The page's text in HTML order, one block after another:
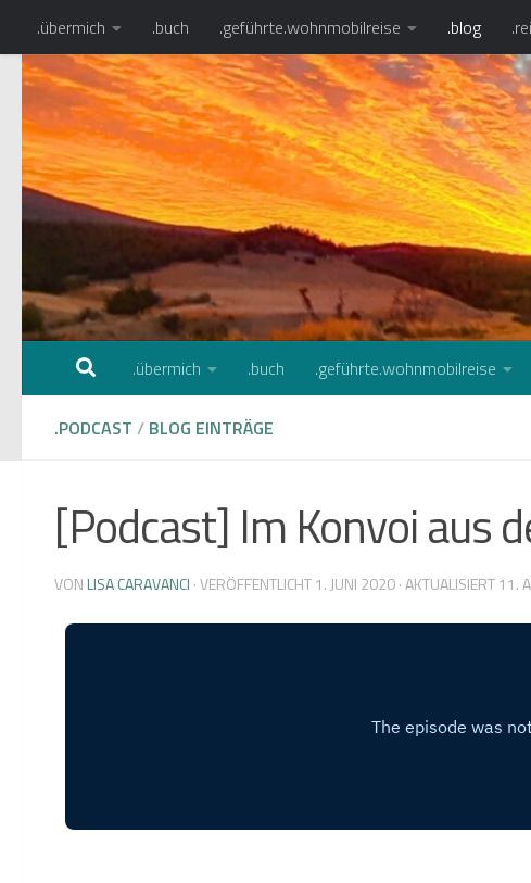
Zum Inhalt springen
.übermich .buch .geführte.wohnmobilreise .blog
Lisa Caravanci Türkeireisen
.übermich .buch .geführte.wohnmobilreise
.PODCAST / BLOG EINTRÄGE
[Podcast] Im Konvoi aus
VON LISA CARAVANCI · VERÖFFENTLICHT1. JUNI 2020· AKTUALISIERT11.